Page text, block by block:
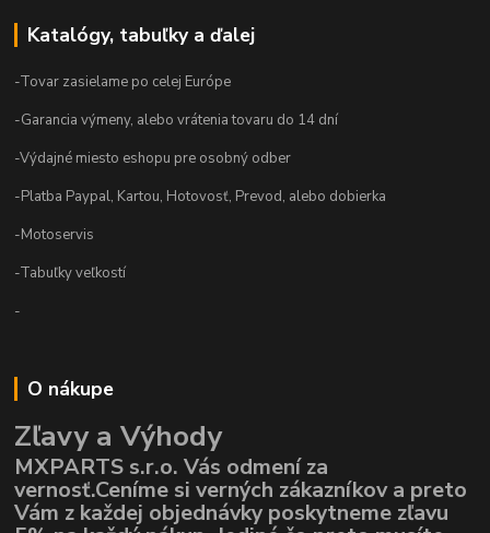
Katalógy, tabuľky a ďalej
-Tovar zasielame po celej Európe
-Garancia výmeny, alebo vrátenia tovaru do 14 dní
-Výdajné miesto eshopu pre osobný odber
-Platba Paypal, Kartou, Hotovosť, Prevod, alebo dobierka
-Motoservis
-Tabuľky veľkostí
-
O nákupe
Zľavy a Výhody
MXPARTS s.r.o. Vás odmení za
vernosť.Ceníme si verných zákazníkov a preto
Vám z každej objednávky poskytneme zľavu